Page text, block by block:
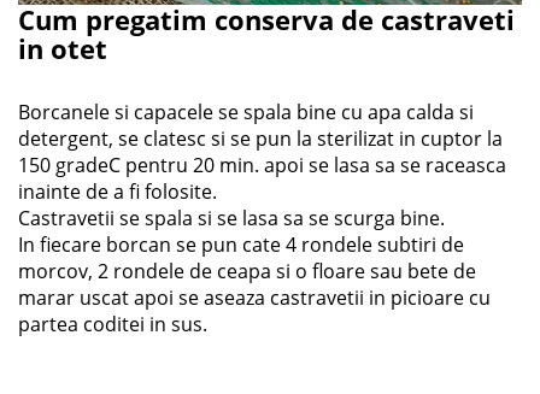
Cum pregatim conserva de castraveti
in otet
Borcanele si capacele se spala bine cu apa calda si
detergent, se clatesc si se pun la sterilizat in cuptor la
150 gradeC pentru 20 min. apoi se lasa sa se raceasca
inainte de a fi folosite.
Castravetii se spala si se lasa sa se scurga bine.
In fiecare borcan se pun cate 4 rondele subtiri de
morcov, 2 rondele de ceapa si o floare sau bete de
marar uscat apoi se aseaza castravetii in picioare cu
partea coditei in sus.